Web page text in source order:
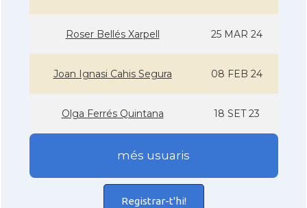
Roser Bellés Xarpell 25 MAR 24
Joan Ignasi Cahis Segura 08 FEB 24
Olga Ferrés Quintana 18 SET 23
més usuaris
Registrar-t'hi!